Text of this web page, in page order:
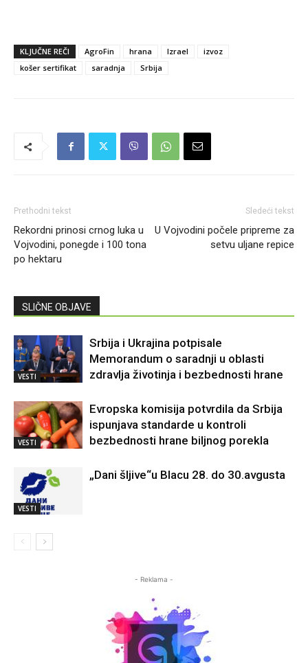
KLJUČNE REČI AgroFin hrana Izrael
izvoz
košer sertifikat
saradnja Srbija
Prethodni tekst
Rekordni prinosi crnog luka u
Vojvodini, ponegde i 100 tona
po hektaru
Sledeći tekst
U Vojvodini počele pripreme za
setvu uljane repice
SLIČNE OBJAVE
VESTI
Srbija i Ukrajina potpisale
Memorandum o saradnji u oblasti
zdravlja životinja i bezbednosti hrane
VESTI
Evropska komisija potvrdila da Srbija
ispunjava standarde u kontroli
bezbednosti hrane biljnog porekla
VESTI
„Dani šljive“u Blacu 28. do 30.avgusta
- Reklama -